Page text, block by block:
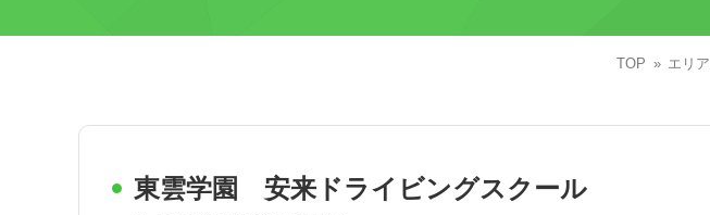
東海
四国
東海/関西
愛知 静岡
鳥取 島根
TOP エリ
東雲学園 安来ドライビングスクール